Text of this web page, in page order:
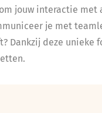
jouw interactie met
je met
Dankzij deze